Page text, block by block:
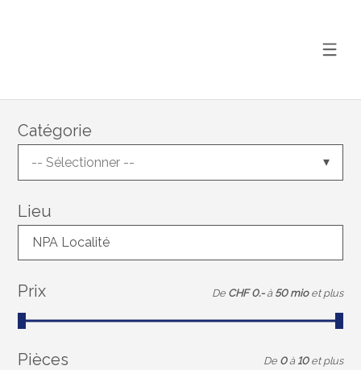
Catégorie
-- Sélectionner --
Lieu
NPA Localité
Prix De CHF 0.- à 50 mio et plus
Pièces De 0 à 10 et plus